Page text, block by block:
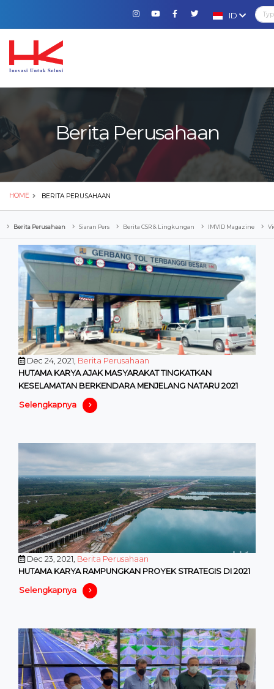
ID
Berita Perusahaan
HOME BERITA PERUSAHAAN
Berita Perusahaan Siaran Pers Berita CSR & Lingkungan IMVID Magazine
Dec 24, 2021, Berita Perusahaan
HUTAMA KARYA AJAK MASYARAKAT TINGKATKAN
KESELAMATAN BERKENDARA MENJELANG NATARU 2021
Selengkapnya
Dec 23, 2021, Berita Perusahaan
HUTAMA KARYA RAMPUNGKAN PROYEK STRATEGIS DI 2021
Selengkapnya